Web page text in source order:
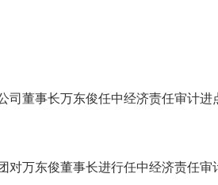
司董事长万东俊任中经济责任审计进
对万东俊董事长进行任中经济责任审